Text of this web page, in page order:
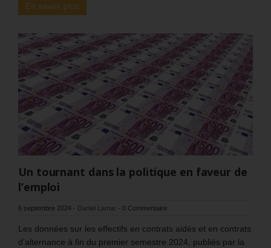
En savoir plus
Un tournant dans la politique en faveur de
l’emploi
6 septembre 2024 - Daniel Lamar - 0 Commentaire
Les données sur les effectifs en contrats aidés et en contrats
d’alternance à fin du premier semestre 2024, publiés par la